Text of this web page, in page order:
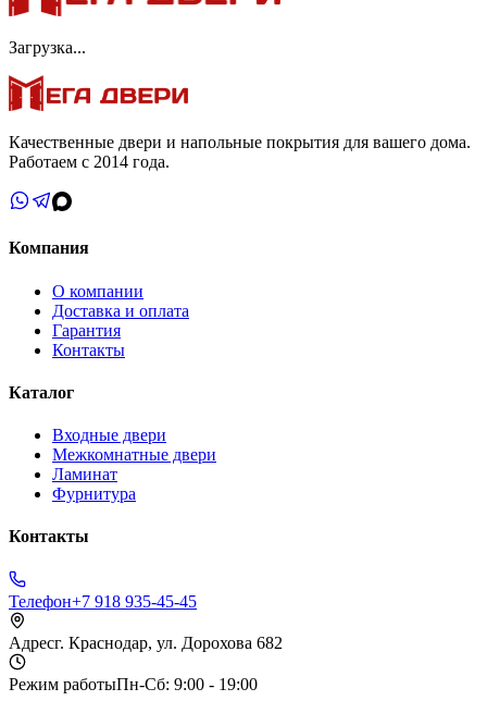
Загрузка...
Качественные двери и напольные покрытия для вашего дома.
Работаем с 2014 года.
Компания
О компании
Доставка и оплата
Гарантия
Контакты
Каталог
Входные двери
Межкомнатные двери
Ламинат
Фурнитура
Контакты
Телефон+7 918 935-45-45
Адресг. Краснодар, ул. Дорохова 682
Режим работыПн-Сб: 9:00 - 19:00